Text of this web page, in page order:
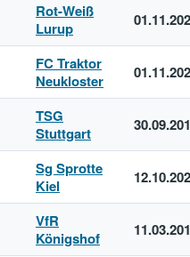
Rot-Weiß
Lurup
FC Traktor
Neukloster
TSG
Stuttgart
Sg Sprotte
Kiel
VfR
Königshof